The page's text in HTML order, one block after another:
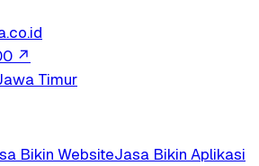
↗
Timur
Bikin WebsiteJasa Bikin Aplikasi